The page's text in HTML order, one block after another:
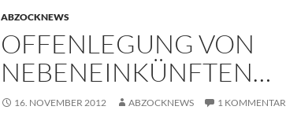
ABZOCKNEWS
OFFENLEGUNG VON
NEBENEINKÜNFTEN…
16. NOVEMBER 2012 ABZOCKNEWS 1 KOMMENTAR